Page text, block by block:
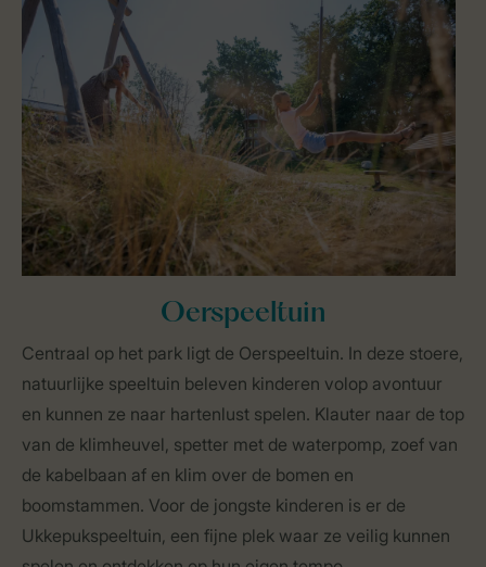
Oerspeeltuin
Centraal op het park ligt de Oerspeeltuin. In deze stoere,
natuurlijke speeltuin beleven kinderen volop avontuur
en kunnen ze naar hartenlust spelen. Klauter naar de top
van de klimheuvel, spetter met de waterpomp, zoef van
de kabelbaan af en klim over de bomen en
boomstammen. Voor de jongste kinderen is er de
Ukkepukspeeltuin, een fijne plek waar ze veilig kunnen